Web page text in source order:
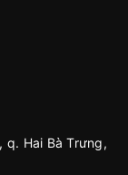
q. Hai Bà Trưng,